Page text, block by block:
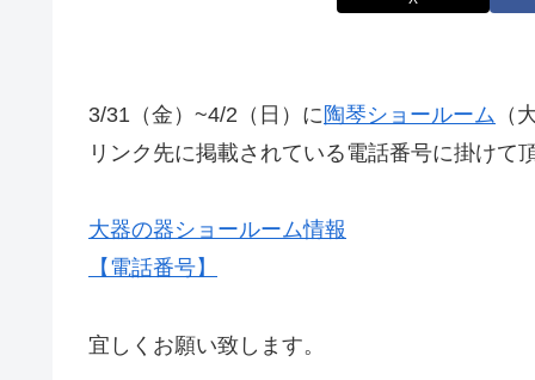
3/31（金）~4/2（日）に陶琴ショールーム （
リンク先に掲載されている電話番号に掛けて
大器の器ショールーム情報
【電話番号】
宜しくお願い致します。